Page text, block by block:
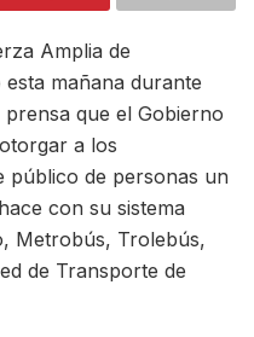
Amplia de
mañana durante
que el Gobierno
a los
público de personas un
con su sistema
Metrobús, Trolebús,
de Transporte de